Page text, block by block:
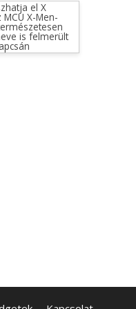
el X
X-Men-
is felmerült